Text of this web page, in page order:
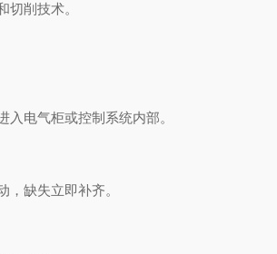
削技术。
电气柜或控制系统内部。
缺失立即补齐。